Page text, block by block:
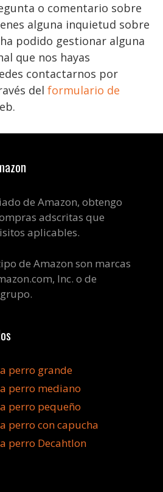
o comentario sobre
alguna inquietud sobre
podido gestionar alguna
que nos hayas
contactarnos por
del formulario de
de Amazon, obtengo
adscritas que
aplicables.
de Amazon son marcas
Inc. o de
perro grande
perro mediano
perro pequeño
perro con capucha
perro Decahtlon